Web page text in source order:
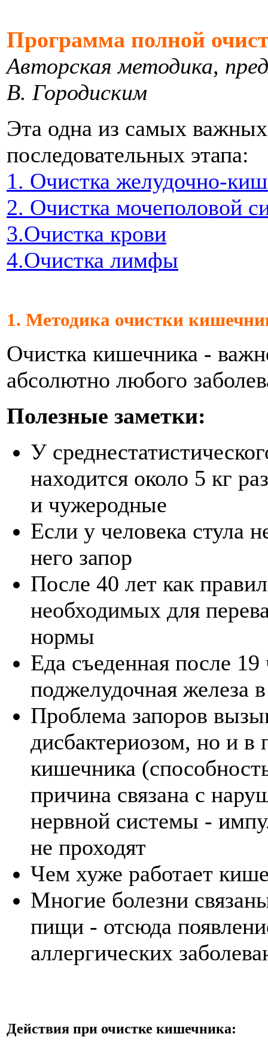
Программа полной
Авторская методика,
В. Городиским
Эта одна из самых
последовательных этапа:
1. Очистка желудочно-
2. Очистка мочеполовой
3.Очистка крови
4.Очистка лимфы
1. Методика очистки
Очистка кишечника -
абсолютно любого
Полезные заметки:
У
находится около 5 кг
и чужеродные
Если у человека стула
него запор
После 40 лет как
необходимых для
нормы
Еда съеденная после 19
поджелудочная железа
Проблема запоров
дисбактериозом, но и в
кишечника
причина связана с
нервной системы -
не проходят
Чем хуже работает
Многие болезни
пищи - отсюда
аллергических
Действия при очистке кишечника: